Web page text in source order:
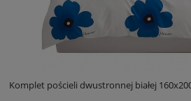
Komplet pościeli dwustronnej białej